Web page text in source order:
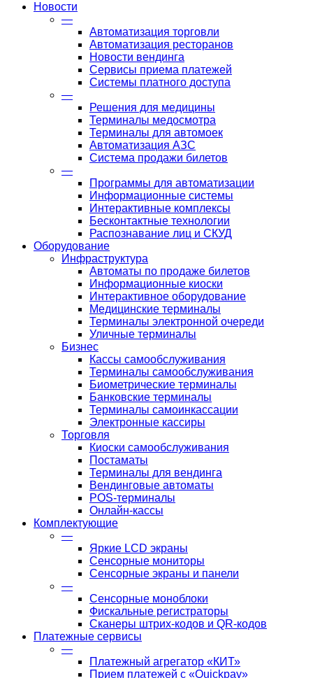
Новости
—
Автоматизация торговли
Автоматизация ресторанов
Новости вендинга
Сервисы приема платежей
Системы платного доступа
—
Решения для медицины
Терминалы медосмотра
Терминалы для автомоек
Автоматизация АЗС
Система продажи билетов
—
Программы для автоматизации
Информационные системы
Интерактивные комплексы
Бесконтактные технологии
Распознавание лиц и СКУД
Оборудование
Инфраструктура
Автоматы по продаже билетов
Информационные киоски
Интерактивное оборудование
Медицинские терминалы
Терминалы электронной очереди
Уличные терминалы
Бизнес
Кассы самообслуживания
Терминалы самообслуживания
Биометрические терминалы
Банковские терминалы
Терминалы самоинкассации
Электронные кассиры
Торговля
Киоски самообслуживания
Постаматы
Терминалы для вендинга
Вендинговые автоматы
POS-терминалы
Онлайн-кассы
Комплектующие
—
Яркие LCD экраны
Сенсорные мониторы
Сенсорные экраны и панели
—
Сенсорные моноблоки
Фискальные регистраторы
Сканеры штрих-кодов и QR-кодов
Платежные сервисы
—
Платежный агрегатор «КИТ»
Прием платежей с «Quickpay»